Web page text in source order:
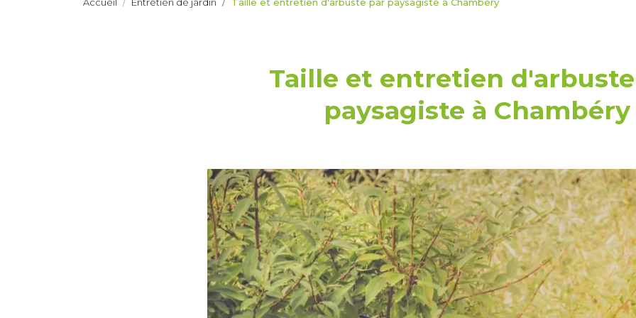
Taille et entretien
paysagiste à Chambéry